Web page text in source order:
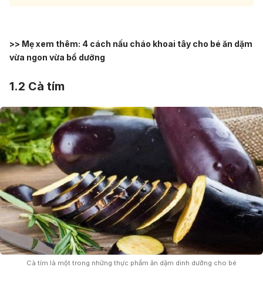
>> Mẹ xem thêm: 4 cách nấu cháo khoai tây cho bé ăn dặm
vừa ngon vừa bổ dưỡng
1.2 Cà tím
Cà tím là một trong những thực phẩm ăn dặm dinh dưỡng cho bé